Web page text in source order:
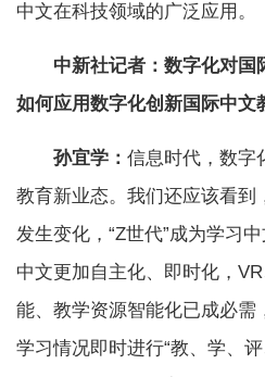
中文在科技领域的广泛应用。
中新社记者：数字化对国
如何应用数字化创新国际中文
孙宜学： 信息时代，数字
教育新业态。我们还应该看到
发生变化，“Z世代”成为学习
中文更加自主化、即时化，
能、教学资源智能化已成必需
学习情况即时进行“教、学、